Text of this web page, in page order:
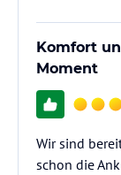
Komfort
Moment
Wir sind
schon die